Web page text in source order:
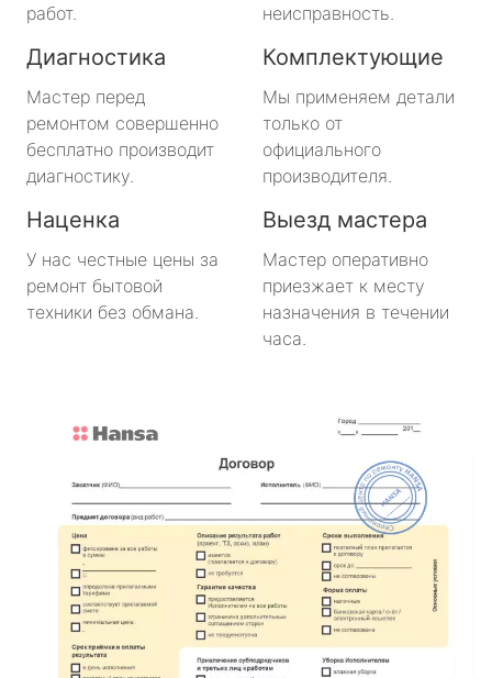
работ.
неисправность.
Диагностика
Мастер перед
ремонтом совершенно
бесплатно производит
диагностику.
Комплектующие
Мы применяем детали
только от
официального
производителя.
Наценка
У нас честные цены за
ремонт бытовой
техники без обмана.
Выезд мастера
Мастер оперативно
приезжает к месту
назначения в течении
часа.